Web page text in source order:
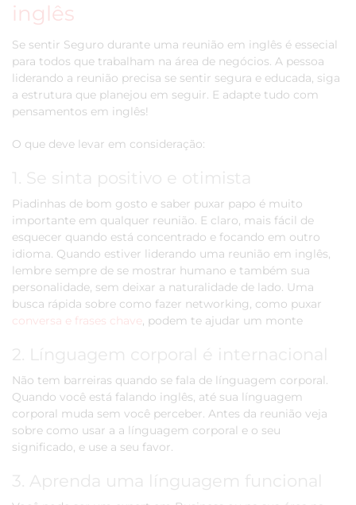
inglês
Se sentir Seguro durante uma reunião em inglês é essecial
para todos que trabalham na área de negócios. A pessoa
liderando a reunião precisa se sentir segura e educada, siga
a estrutura que planejou em seguir. E adapte tudo com
pensamentos em inglês!
O que deve levar em consideração:
1. Se sinta positivo e otimista
Piadinhas de bom gosto e saber puxar papo é muito
importante em qualquer reunião. E claro, mais fácil de
esquecer quando está concentrado e focando em outro
idioma. Quando estiver liderando uma reunião em inglês,
lembre sempre de se mostrar humano e também sua
personalidade, sem deixar a naturalidade de lado. Uma
busca rápida sobre como fazer networking, como puxar
conversa e frases chave, podem te ajudar um monte
2. Línguagem corporal é internacional
Não tem barreiras quando se fala de línguagem corporal.
Quando você está falando inglês, até sua línguagem
corporal muda sem você perceber. Antes da reunião veja
sobre como usar a a línguagem corporal e o seu
significado, e use a seu favor.
3. Aprenda uma línguagem funcional